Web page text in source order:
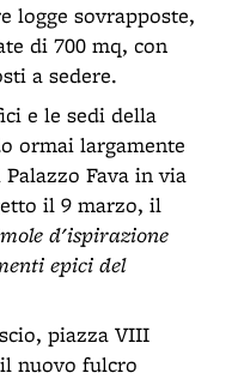
logge sovrapposte,
di 700 mq, con
a sedere.
e le sedi della
ormai largamente
Fava in via
il 9 marzo, il
d'ispirazione
epici del
piazza VIII
nuovo fulcro